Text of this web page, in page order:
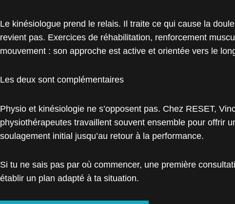
Le kinésiologue prend le relais. Il traite ce qui cause la
revient pas. Exercices de réhabilitation, renforcement
mouvement : son approche est active et orientée vers le
Les deux sont complémentaires
Physio et kinésiologie ne s’opposent pas. Chez RESET,
physiothérapeutes travaillent souvent ensemble pour offrir
soulagement initial jusqu’au retour à la performance.
Si tu ne sais pas par où commencer, une première
établir un plan adapté à ta situation.